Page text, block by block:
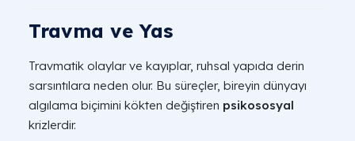
Psikanalitik
Kişilik bozuklukları,
derin varoluşsal krizler,
çocukluk travmaları.
süreçlerin
Oyun
Terapisi
Davranışsal problemler,
ayrılık kaygısı, okul
Metaforik
oyuncaklar
Travma ve Yas
Travmatik olaylar ve kayıplar, ruhsal yapıda derin
sarsıntılara neden olur. Bu süreçler, bireyin dünyayı
algılama biçimini kökten değiştiren psikososyal
krizlerdir.